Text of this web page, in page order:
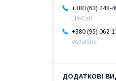
+380 (63) 248-
LifeCell
+380 (95) 062-
Vodafone